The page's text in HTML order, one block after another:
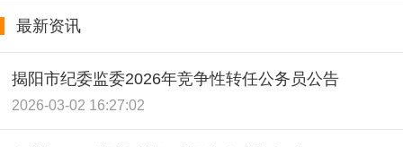
最新资讯
揭阳市纪委监委2026年竞争性转任公务员公告
2026-03-02 16:27:02